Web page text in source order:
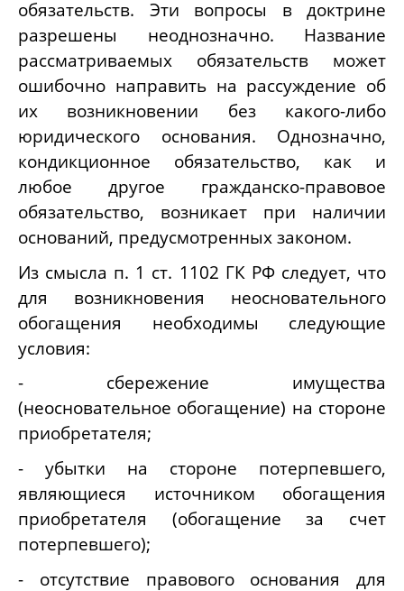
обязательств. Эти вопросы в доктрине
разрешены неоднозначно. Название
рассматриваемых обязательств может
ошибочно направить на рассуждение об
их возникновении без какого-либо
юридического основания. Однозначно,
кондикционное обязательство, как и
любое другое гражданско-правовое
обязательство, возникает при наличии
оснований, предусмотренных законом.
Из смысла п. 1 ст. 1102 ГК РФ следует, что
для возникновения неосновательного
обогащения необходимы следующие
условия:
- сбережение имущества
(неосновательное обогащение) на стороне
приобретателя;
- убытки на стороне потерпевшего,
являющиеся источником обогащения
приобретателя (обогащение за счет
потерпевшего);
- отсутствие правового основания для